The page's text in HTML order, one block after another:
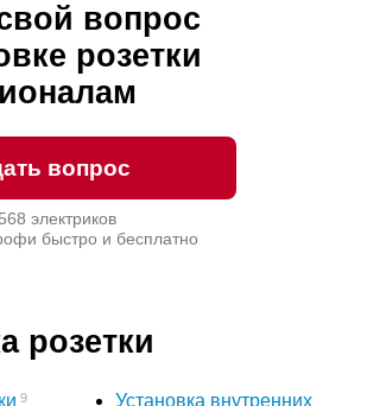
вопрос
розетки
вопрос
568 электриков
быстро и бесплатно
розетки
9
Установка внутренних